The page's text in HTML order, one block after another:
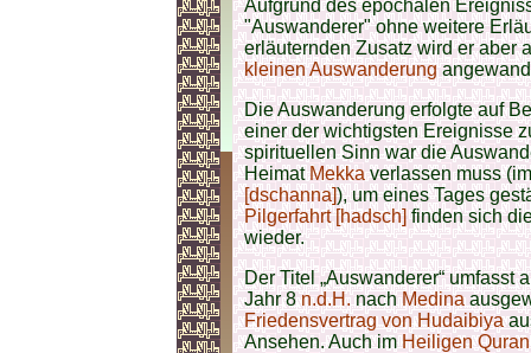
Aufgrund des epochalen
"Auswanderer" ohne weitere
erläuternden Zusatz wird er aber
kleinen Auswanderung
Die Auswanderung erfolgte auf
einer der wichtigsten Ereignisse
spirituellen Sinn war die
HeimatMekkaverlassen muss
[dschanna]), um eines Tages
Pilgerfahrt [hadsch] finden sich
wieder.
Der Titel „Auswanderer“ umfasst
Jahr 8n.d.H.nachMedina
Friedensvertrag von Hudaibiya
Ansehen. Auch imHeiligen Quran